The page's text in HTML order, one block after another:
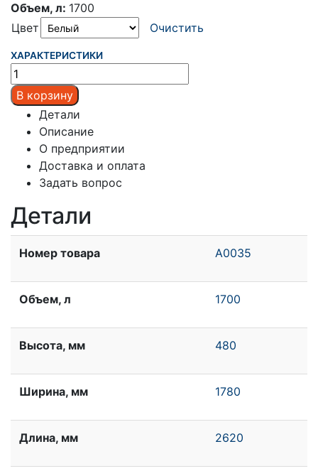
Объем, л: 1700
Цвет
Очистить
ХАРАКТЕРИСТИКИ
В корзину
Детали
Описание
О предприятии
Доставка и оплата
Задать вопрос
Детали
Номер товара А0035
Объем, л 1700
Высота, мм 480
Ширина, мм 1780
Длина, мм 2620